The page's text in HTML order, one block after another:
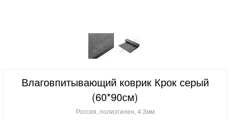
Влаговпитывающий коврик Крок серый
(60*90см)
Россия, полиэтилен, 4.3мм